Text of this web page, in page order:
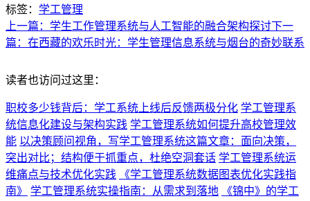
标签： 学工管理
上一篇：学生工作管理系统与人工智能的融合架构探讨下一
篇：在西藏的欢乐时光：学生管理信息系统与烟台的奇妙联系
读者也访问过这里：
职校多少钱背后：学工系统上线后反馈两极分化 学工管理系
统信息化建设与架构实践 学工管理系统如何提升高校管理效
能 以决策顾问视角，写学工管理系统这篇文章：面向决策，
突出对比；结构便于抓重点，杜绝空洞套话 学工管理系统运
维痛点与技术优化实践
《学工管理系统数据图表优化实践指
南》
学工管理系统实操指南：从需求到落地
《锦中》的学工